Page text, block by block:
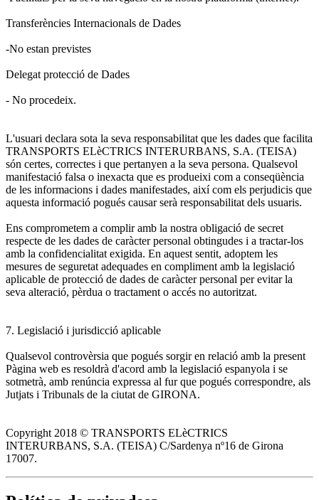
Transferències Internacionals de Dades
-No estan previstes
Delegat protecció de Dades
- No procedeix.
L'usuari declara sota la seva responsabilitat que les dades que facilita
TRANSPORTS ELèCTRICS INTERURBANS, S.A. (TEISA)
són certes, correctes i que pertanyen a la seva persona. Qualsevol
manifestació falsa o inexacta que es produeixi com a conseqüència
de les informacions i dades manifestades, així com els perjudicis que
aquesta informació pogués causar serà responsabilitat dels usuaris.
Ens comprometem a complir amb la nostra obligació de secret
respecte de les dades de caràcter personal obtingudes i a tractar-los
amb la confidencialitat exigida. En aquest sentit, adoptem les
mesures de seguretat adequades en compliment amb la legislació
aplicable de protecció de dades de caràcter personal per evitar la
seva alteració, pèrdua o tractament o accés no autoritzat.
7. Legislació i jurisdicció aplicable
Qualsevol controvèrsia que pogués sorgir en relació amb la present
Pàgina web es resoldrà d'acord amb la legislació espanyola i se
sotmetrà, amb renúncia expressa al fur que pogués correspondre, als
Jutjats i Tribunals de la ciutat de GIRONA.
Copyright 2018 © TRANSPORTS ELèCTRICS
INTERURBANS, S.A. (TEISA) C/Sardenya nº16 de Girona
17007.